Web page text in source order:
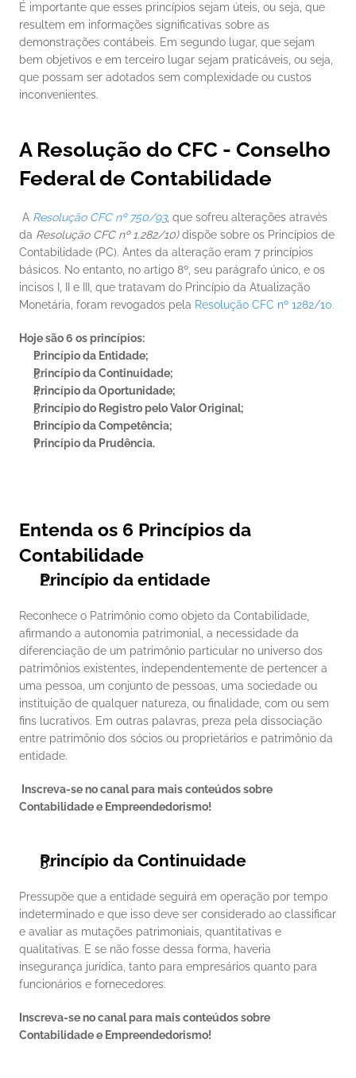
É importante que esses princípios sejam úteis, ou seja, que
resultem em informações significativas sobre as
demonstrações contábeis. Em segundo lugar, que sejam
bem objetivos e em terceiro lugar sejam praticáveis, ou seja,
que possam ser adotados sem complexidade ou custos
inconvenientes.
A Resolução do CFC - Conselho
Federal de Contabilidade
A Resolução CFC nº 750/93, que sofreu alterações através
da Resolução CFC nº 1.282/10) dispõe sobre os Princípios de
Contabilidade (PC). Antes da alteração eram 7 princípios
básicos. No entanto, no artigo 8º, seu parágrafo único, e os
incisos I, II e III, que tratavam do Princípio da Atualização
Monetária, foram revogados pela Resolução CFC nº 1282/10.
Hoje são 6 os princípios:
Princípio da Entidade;
Princípio da Continuidade;
Princípio da Oportunidade;
Princípio do Registro pelo Valor Original;
Princípio da Competência;
Princípio da Prudência.
Entenda os 6 Princípios da
Contabilidade
Princípio da entidade
Reconhece o Patrimônio como objeto da Contabilidade,
afirmando a autonomia patrimonial, a necessidade da
diferenciação de um patrimônio particular no universo dos
patrimônios existentes, independentemente de pertencer a
uma pessoa, um conjunto de pessoas, uma sociedade ou
instituição de qualquer natureza, ou finalidade, com ou sem
fins lucrativos. Em outras palavras, preza pela dissociação
entre patrimônio dos sócios ou proprietários e patrimônio da
entidade.
Contabilidade e Empreendedorismo!
Princípio da Continuidade
Pressupõe que a entidade seguirá em operação por tempo
indeterminado e que isso deve ser considerado ao classificar
e avaliar as mutações patrimoniais, quantitativas e
qualitativas. E se não fosse dessa forma, haveria
insegurança jurídica, tanto para empresários quanto para
funcionários e fornecedores.
Inscreva-se no canal para mais conteúdos sobre
Contabilidade e Empreendedorismo!